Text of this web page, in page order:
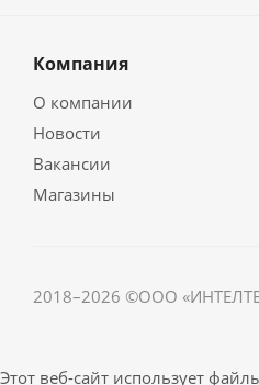
Компания
О компании
Новости
Вакансии
Магазины
2018–2026 ©ООО
Этот веб-сайт использует